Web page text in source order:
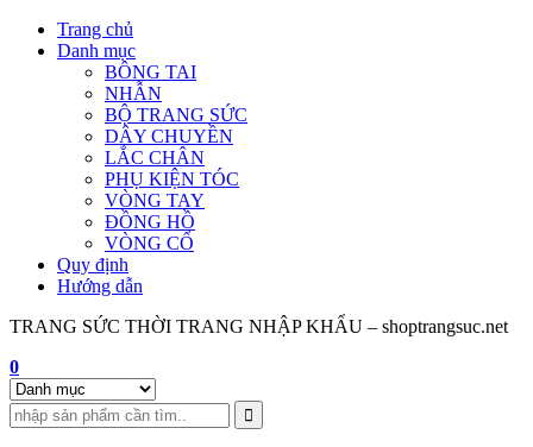
Skip
Trang chủ
Danh mục
BÔNG TAI
NHẪN
BỘ TRANG SỨC
DÂY CHUYỀN
LẮC CHÂN
PHỤ KIỆN TÓC
VÒNG TAY
ĐỒNG HỒ
VÒNG CỔ
Quy định
Hướng dẫn
TRANG SỨC THỜI TRANG NHẬP KHẨU – shoptrangsuc.net
0